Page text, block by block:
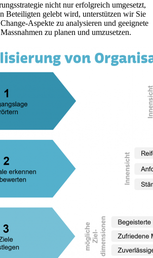
nicht nur erfolgreich umgesetzt,
Beteiligten gelebt wird, unterstützen wir Sie
Aspekte zu analysieren und geeignete
Massnahmen zu planen und umzusetzen.